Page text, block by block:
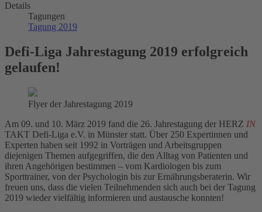
Details
Tagungen
Tagung 2019
Defi-Liga Jahrestagung 2019 erfolgreich
gelaufen!
Flyer der Jahrestagung 2019
Am 09. und 10. März 2019 fand die 26. Jahrestagung der HERZ IN
TAKT Defi-Liga e.V. in Münster statt. Über 250 Expertinnen und
Experten haben seit 1992 in Vorträgen und Arbeitsgruppen
diejenigen Themen aufgegriffen, die den Alltag von Patienten und
ihren Angehörigen bestimmen – vom Kardiologen bis zum
Sporttrainer, von der Psychologin bis zur Ernährungsberaterin. Wir
freuen uns, dass die vielen Teilnehmenden sich auch bei der Tagung
2019 wieder vielfältig informieren und austausche konnten!